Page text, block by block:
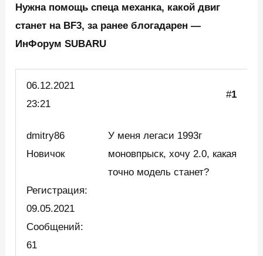
Нужна помощь спеца механка, какой двиг
станет на BF3, за ранее блогадарен —
ИнФорум SUBARU
06.12.2021
23:21
#1
dmitry86
Новичок
Регистрация:
09.05.2021
Сообщений:
61
У меня легаси 1993г
моновпрыск, хочу 2.0, какая
точно модель станет?